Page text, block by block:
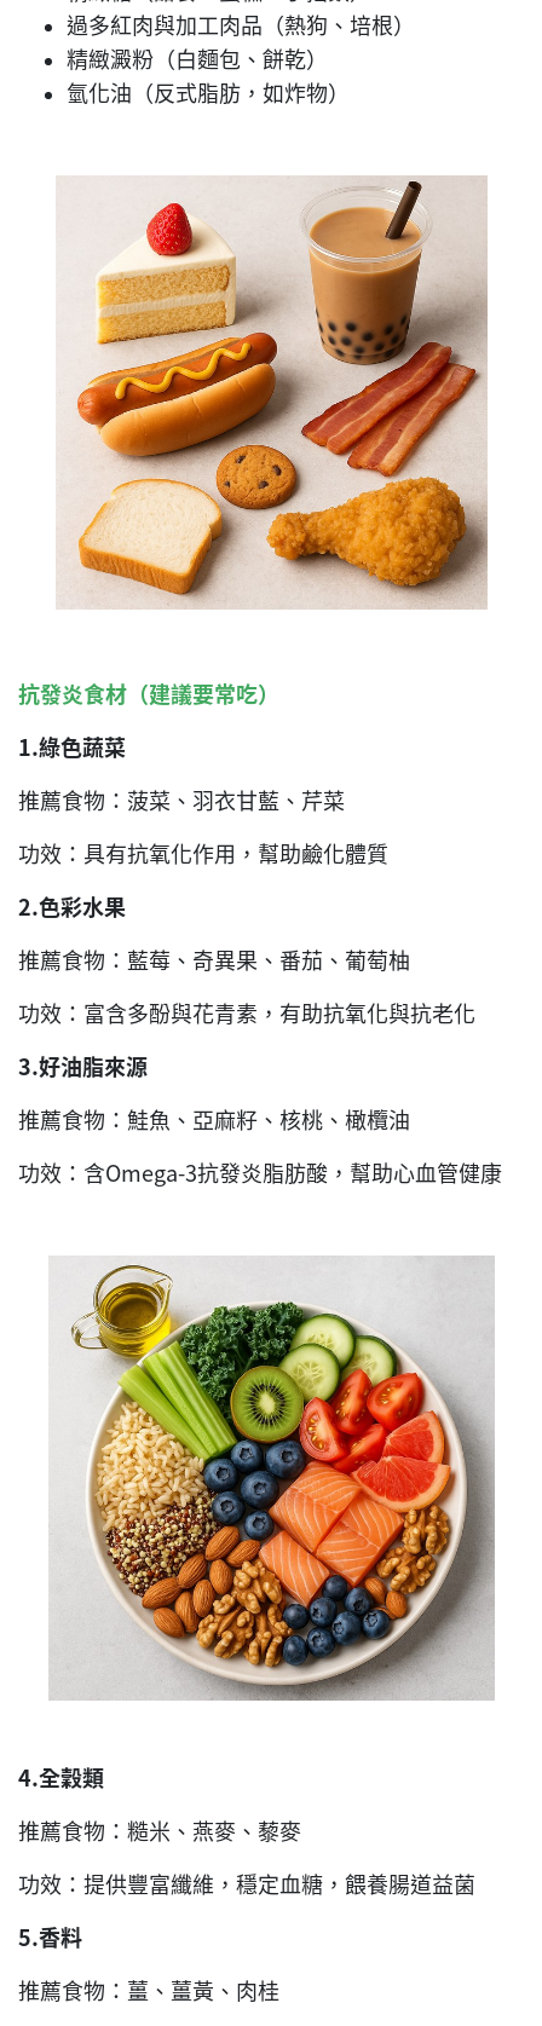
過多紅肉與加工肉品（熱狗、培根）
精緻澱粉（白麵包、餅乾）
氫化油（反式脂肪，如炸物）
抗發炎食材（建議要常吃）
1.綠色蔬菜
推薦食物：菠菜、羽衣甘藍、芹菜
功效：具有抗氧化作用，幫助鹼化體質
2.色彩水果
推薦食物：藍莓、奇異果、番茄、葡萄柚
功效：富含多酚與花青素，有助抗氧化與抗老化
3.好油脂來源
推薦食物：鮭魚、亞麻籽、核桃、橄欖油
功效：含Omega-3抗發炎脂肪酸，幫助心血管健康
4.全穀類
推薦食物：糙米、燕麥、藜麥
功效：提供豐富纖維，穩定血糖，餵養腸道益菌
5.香料
推薦食物：薑、薑黃、肉桂